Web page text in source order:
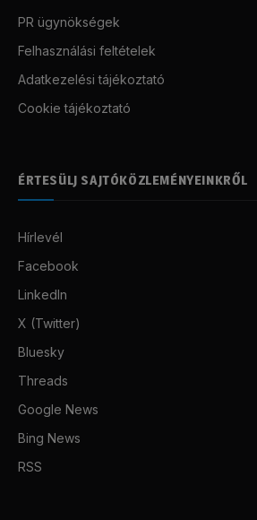
PR ügynökségek
Felhasználási feltételek
Adatkezelési tájékoztató
Cookie tájékoztató
ÉRTESÜLJ SAJTÓKÖZLEMÉNYEINKRŐL
Hírlevél
Facebook
LinkedIn
X (Twitter)
Bluesky
Threads
Google News
Bing News
RSS